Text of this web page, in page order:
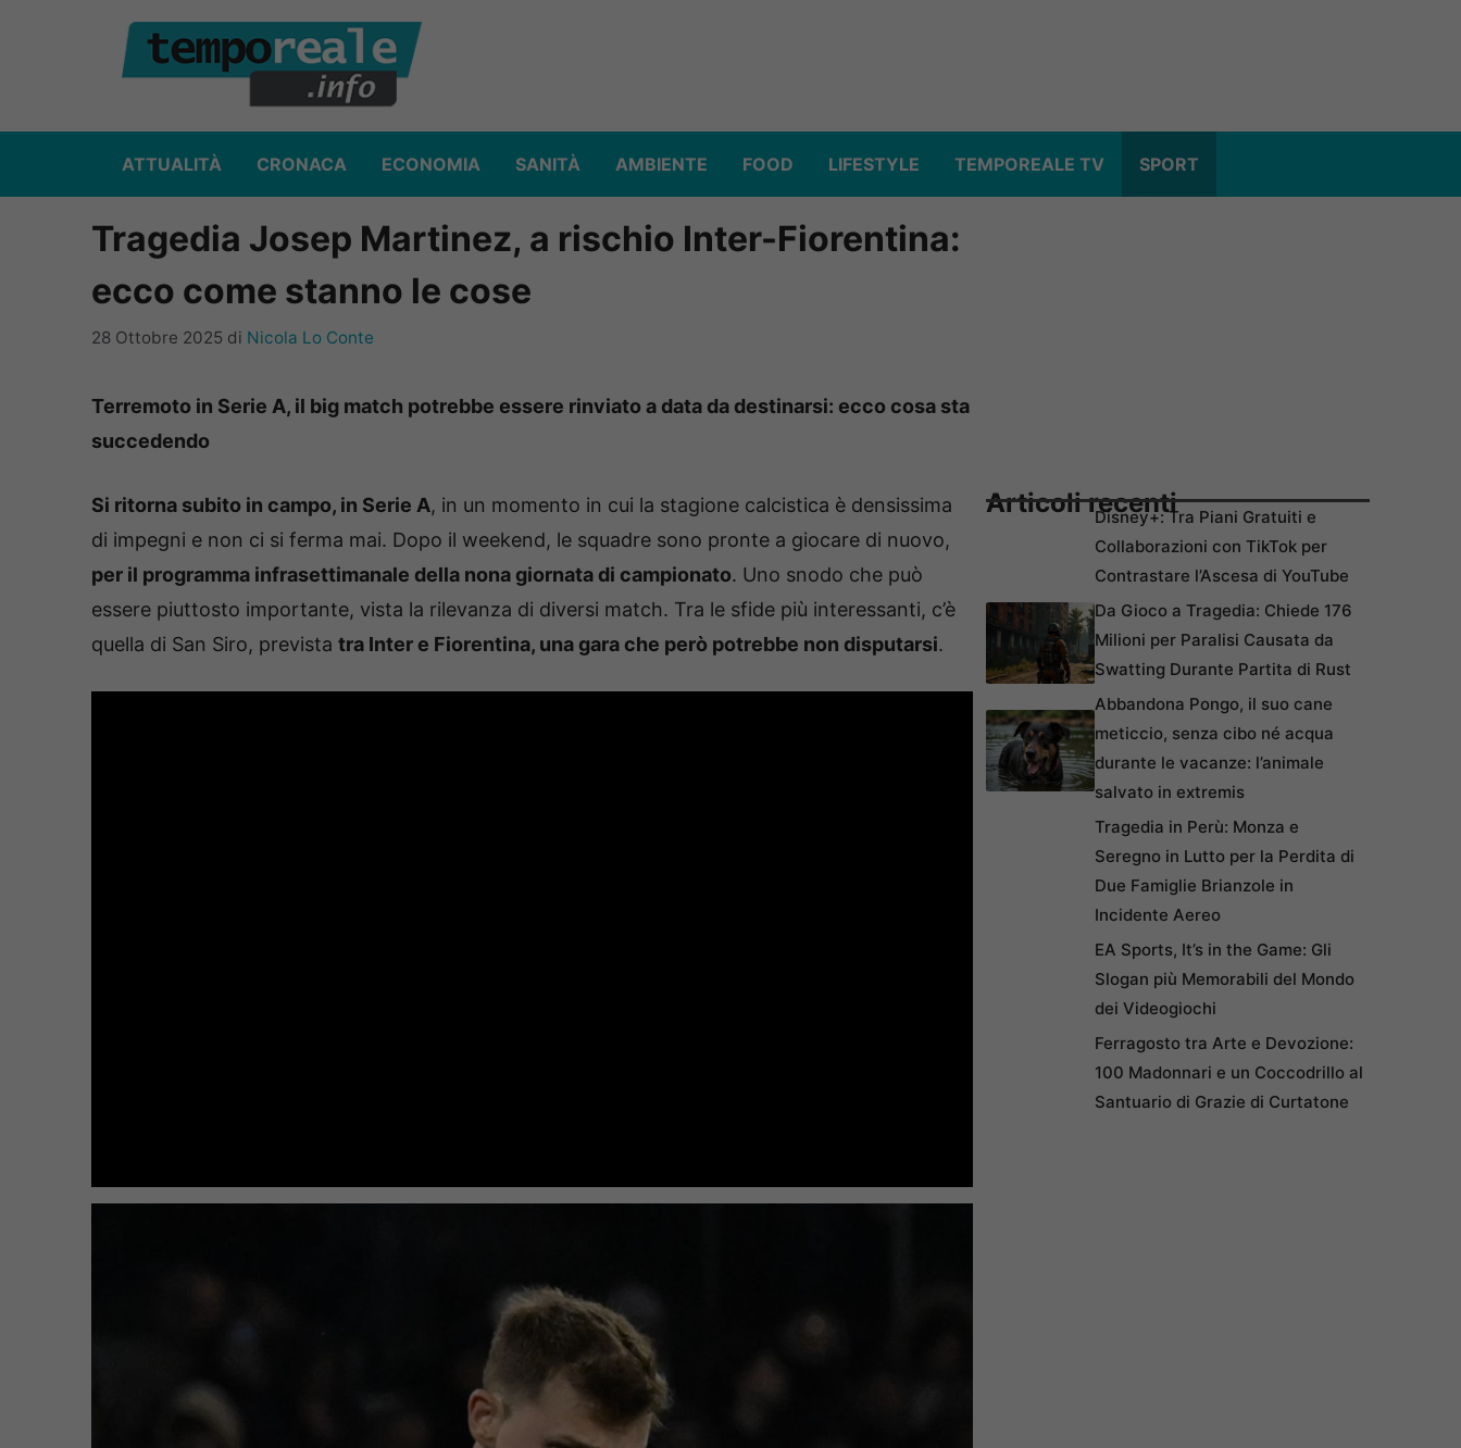
ATTUALITÀ CRONACA ECONOMIA SANITÀ AMBIENTE FOOD LIFESTYLE TEMPOREALE TV SPORT
Tragedia Josep Martinez, a rischio Inter-Fiorentina:
ecco come stanno le cose
28 Ottobre 2025 di Nicola Lo Conte
Terremoto in Serie A, il big match potrebbe essere rinviato a data da destinarsi: ecco cosa sta
succedendo
Si ritorna subito in campo, in Serie A, in un momento in cui la stagione calcistica è densissima
di impegni e non ci si ferma mai. Dopo il weekend, le squadre sono pronte a giocare di nuovo,
per il programma infrasettimanale della nona giornata di campionato. Uno snodo che può
essere piuttosto importante, vista la rilevanza di diversi match. Tra le sfide più interessanti, c’è
quella di San Siro, prevista tra Inter e Fiorentina, una gara che però potrebbe non disputarsi.
Articoli recentiDisney+: Tra Piani Gratuiti e
Collaborazioni con TikTok per
Contrastare l’Ascesa di YouTube
Da Gioco a Tragedia: Chiede 176
Milioni per Paralisi Causata da
Swatting Durante Partita di Rust
Abbandona Pongo, il suo cane
meticcio, senza cibo né acqua
durante le vacanze: l’animale
salvato in extremis
Tragedia in Perù: Monza e
Seregno in Lutto per la Perdita di
Due Famiglie Brianzole in
Incidente Aereo
EA Sports, It’s in the Game: Gli
Slogan più Memorabili del Mondo
dei Videogiochi
Ferragosto tra Arte e Devozione:
100 Madonnari e un Coccodrillo al
Santuario di Grazie di Curtatone